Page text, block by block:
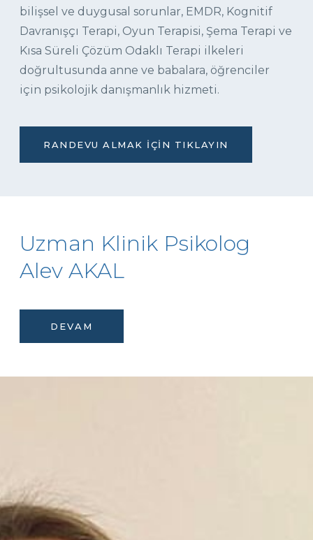
bilişsel ve duygusal sorunlar, EMDR, Kognitif
Davranışçı Terapi, Oyun Terapisi, Şema Terapi ve
Kısa Süreli Çözüm Odaklı Terapi ilkeleri
doğrultusunda anne ve babalara, öğrenciler
için psikolojik danışmanlık hizmeti.
RANDEVU ALMAK İÇIN TIKLAYIN
Uzman Klinik Psikolog
Alev AKAL
DEVAM